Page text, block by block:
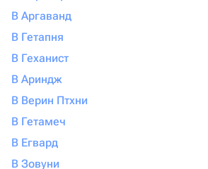
В Аргаванд
В Гетапня
В Геханист
В Ариндж
В Верин Птхни
В Гетамеч
В Егвард
В Зовуни